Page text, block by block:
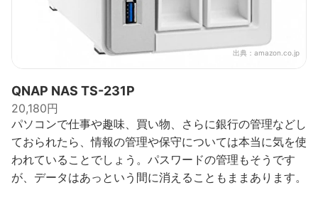
出典： amazon.co.jp
QNAP NAS TS-231P
20,180円
パソコンで仕事や趣味、買い物、さらに銀行の管理などし
ておられたら、情報の管理や保守については本当に気を使
われていることでしょう。パスワードの管理もそうです
が、データはあっという間に消えることもままあります。